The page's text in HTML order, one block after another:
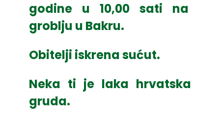
godine u 10,00 sati na
groblju u Bakru.
Obitelji iskrena sućut.
Neka ti je laka hrvatska
gruda.